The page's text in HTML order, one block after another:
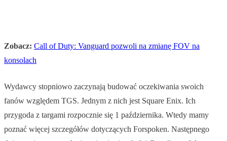
Zobacz: Call of Duty: Vanguard pozwoli na zmianę FOV na
konsolach
Wydawcy stopniowo zaczynają budować oczekiwania swoich
fanów względem TGS. Jednym z nich jest Square Enix. Ich
przygoda z targami rozpocznie się 1 października. Wtedy mamy
poznać więcej szczegółów dotyczących Forspoken. Następnego